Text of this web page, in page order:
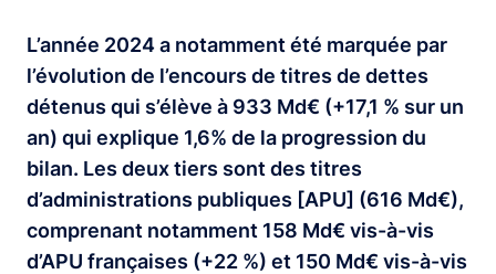
L’année 2024 a notamment été marquée par
l’évolution de l’encours de titres de dettes
détenus qui s’élève à 933 Md€ (+17,1 % sur un
an) qui explique 1,6% de la progression du
bilan. Les deux tiers sont des titres
d’administrations publiques [APU] (616 Md€),
comprenant notamment 158 Md€ vis-à-vis
d’APU françaises (+22 %) et 150 Md€ vis-à-vis